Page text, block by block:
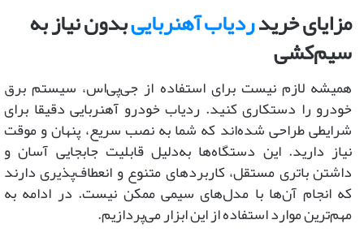
مزایای خریدردیاب آهنرباییبدون نیاز به
سیم‌کشی
همیشه لازم نیست برای استفاده از جی‌پی‌اس، سیستم برق
خودرو را دستکاری کنید. ردیاب خودرو آهنربایی دقیقا برای
شرایطی طراحی شده‌اند که شما به نصب سریع، پنهان و موقت
نیاز دارید. این دستگاه‌ها به‌دلیل قابلیت جابجایی آسان و
داشتن باتری مستقل، کاربردهای متنوع و انعطاف‌پذیری دارند
که انجام آن‌ها با مدل‌های سیمی ممکن نیست. در ادامه به
مهم‌ترین موارد استفاده از این ابزار می‌پردازیم.